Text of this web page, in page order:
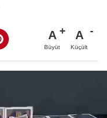
A
Büyüt
A
Küçült